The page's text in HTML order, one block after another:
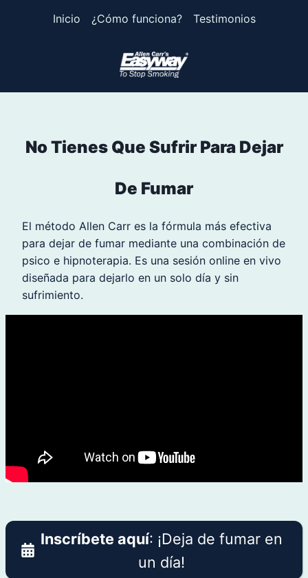
content
No Tienes Que Sufrir Para Dejar
De Fumar
El método Allen Carr es la fórmula más efectiva
para dejar de fumar mediante una combinación de
psico e hipnoterapia. Es una sesión online en vivo
diseñada para dejarlo en un solo día y sin
sufrimiento.
Inscríbete aquí: ¡Deja de fumar en
un día!
Inicio ¿Cómo funciona? Testimonios